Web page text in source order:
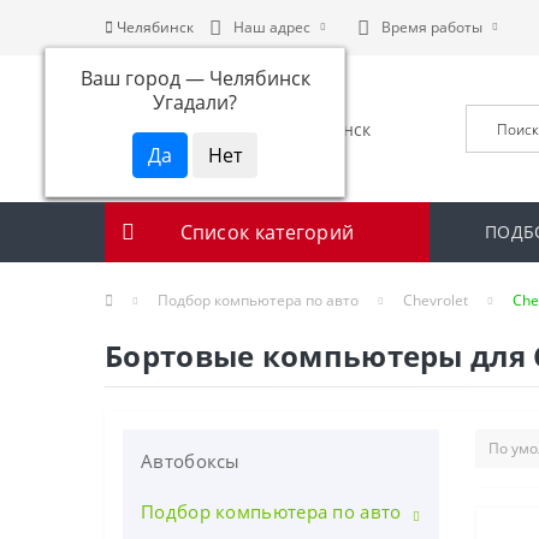
Челябинск
Ваш город — Челябинск
Угадали?
Наш адрес Время работы
Список категорий
Подбор компьютера по авто Chevrolet
Бортовые компьютеры для
Автобоксы
Подбор компьютера по авто